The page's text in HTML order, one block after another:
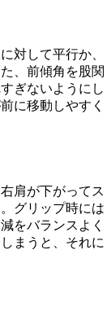
対して平行か、
、前傾角を股関
ぎないようにし
に移動しやすく
肩が下がってス
グリップ時には
をバランスよく
まうと、それに